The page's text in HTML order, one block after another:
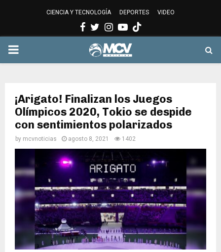
CIENCIA Y TECNOLOGÍA DEPORTES VIDEO
Facebook
Twitter
Instagram
Youtube
PRIMARY
¡Arigato! Finalizan los Juegos
Olímpicos 2020, Tokio se despide
con sentimientos polarizados
by mcvnoticias agosto 8, 2021 1402